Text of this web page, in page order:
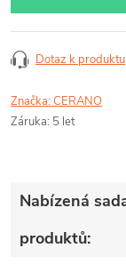
Dotaz k produktu
Značka:CERANO
Záruka: 5 let
Nabízená
produktů: